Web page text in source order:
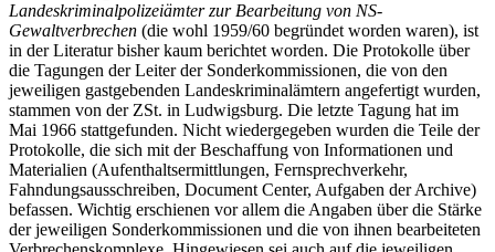
Über die Tätigkeit derSonderkommissionen der
Landeskriminalpolizeiämter zur Bearbeitung von NS-
Gewaltverbrechen(die wohl 1959/60 begründet worden waren), ist
in der Literatur bisher kaum berichtet worden. Die Protokolle über
die Tagungen der Leiter der Sonderkommissionen, die von den
jeweiligen gastgebenden Landeskriminalämtern angefertigt wurden,
stammen von der ZSt. in Ludwigsburg. Die letzte Tagung hat im
Mai 1966 stattgefunden. Nicht wiedergegeben wurden die Teile der
Protokolle, die sich mit der Beschaffung von Informationen und
Materialien (Aufenthaltsermittlungen, Fernsprechverkehr,
Fahndungsausschreiben, Document Center, Aufgaben der Archive)
befassen. Wichtig erschienen vor allem die Angaben über die Stärke